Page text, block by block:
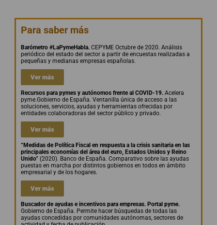
Para saber más
Barómetro #LaPymeHabla. CEPYME Octubre de 2020. Análisis
periódico del estado del sector a partir de encuestas realizadas a
pequeñas y medianas empresas españolas.
Ver más
Recursos para pymes y autónomos frente al COVID-19. Acelera
pyme.Gobierno de España. Ventanilla única de acceso a las
soluciones, servicios, ayudas y herramientas ofrecidas por
entidades colaboradoras del sector público y privado.
Ver más
“Medidas de Política Fiscal en respuesta a la crisis sanitaria en las
principales economías del área del euro, Estados Unidos y Reino
Unido” (2020). Banco de España. Comparativo sobre las ayudas
puestas en marcha por distintos gobiernos en todos en ámbito
empresarial y de los hogares.
Ver más
Buscador de ayudas e incentivos para empresas. Portal pyme.
Gobierno de España. Permite hacer búsquedas de todas las
ayudas concedidas por comunidades autónomas, sectores de